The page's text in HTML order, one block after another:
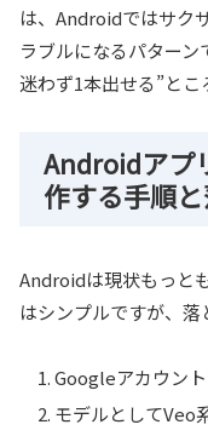
は、Androidではサク
ラブルになるパター
迷わず1本出せる”とこ
Androidアプ
作する手順
Androidは現状もっと
はシンプルですが、落
Googleアカウン
モデルとしてVeo